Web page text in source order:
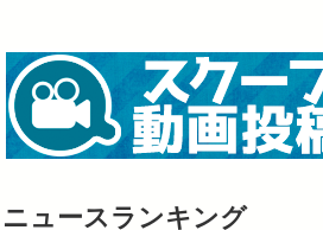
ニュースランキング